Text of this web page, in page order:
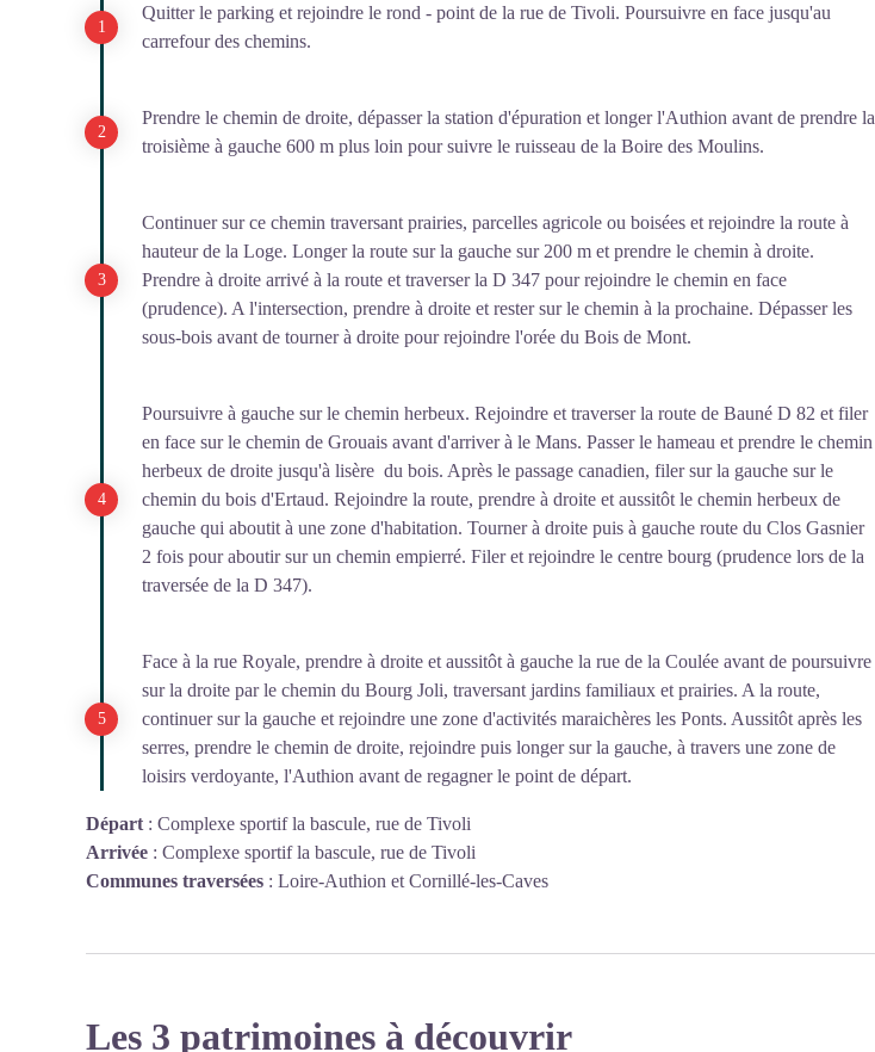
Quitter le parking et rejoindre le rond - point de la rue de Tivoli. Poursuivre en face jusqu'au
carrefour des chemins.
Prendre le chemin de droite, dépasser la station d'épuration et longer l'Authion avant de prendre la
troisième à gauche 600 m plus loin pour suivre le ruisseau de la Boire des Moulins.
Continuer sur ce chemin traversant prairies, parcelles agricole ou boisées et rejoindre la route à
hauteur de la Loge. Longer la route sur la gauche sur 200 m et prendre le chemin à droite.
Prendre à droite arrivé à la route et traverser la D 347 pour rejoindre le chemin en face
(prudence). A l'intersection, prendre à droite et rester sur le chemin à la prochaine. Dépasser les
sous-bois avant de tourner à droite pour rejoindre l'orée du Bois de Mont.
Poursuivre à gauche sur le chemin herbeux. Rejoindre et traverser la route de Bauné D 82 et filer
en face sur le chemin de Grouais avant d'arriver à le Mans. Passer le hameau et prendre le chemin
herbeux de droite jusqu'à lisère du bois. Après le passage canadien, filer sur la gauche sur le
chemin du bois d'Ertaud. Rejoindre la route, prendre à droite et aussitôt le chemin herbeux de
gauche qui aboutit à une zone d'habitation. Tourner à droite puis à gauche route du Clos Gasnier
2 fois pour aboutir sur un chemin empierré. Filer et rejoindre le centre bourg (prudence lors de la
traversée de la D 347).
Face à la rue Royale, prendre à droite et aussitôt à gauche la rue de la Coulée avant de poursuivre
sur la droite par le chemin du Bourg Joli, traversant jardins familiaux et prairies. A la route,
continuer sur la gauche et rejoindre une zone d'activités maraichères les Ponts. Aussitôt après les
serres, prendre le chemin de droite, rejoindre puis longer sur la gauche, à travers une zone de
loisirs verdoyante, l'Authion avant de regagner le point de départ.
Départ : Complexe sportif la bascule, rue de Tivoli
Arrivée : Complexe sportif la bascule, rue de Tivoli
Communes traversées : Loire-Authion et Cornillé-les-Caves
Les 3 patrimoines à découvrir